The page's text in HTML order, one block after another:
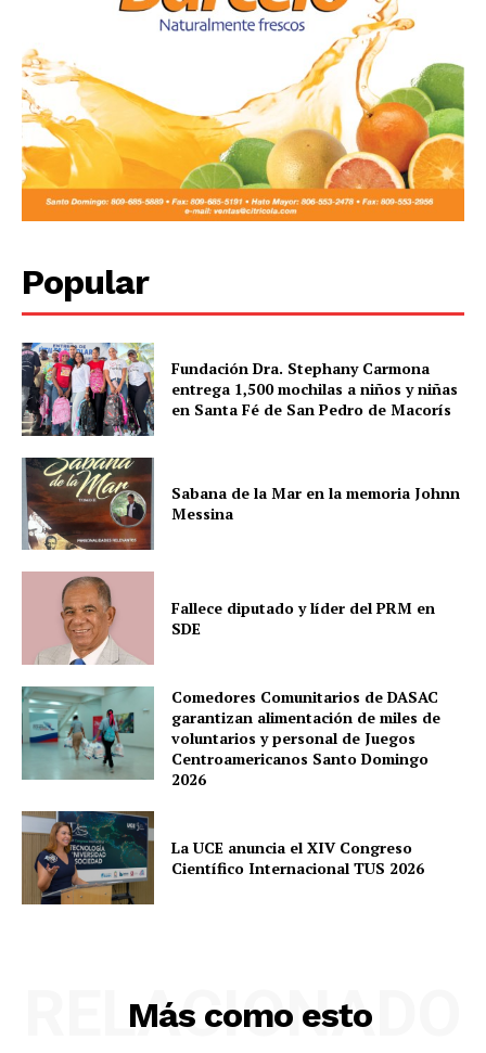
Popular
Fundación Dra. Stephany Carmona
entrega 1,500 mochilas a niños y niñas
en Santa Fé de San Pedro de Macorís
Sabana de la Mar en la memoria Johnn
Messina
Fallece diputado y líder del PRM en
SDE
Comedores Comunitarios de DASAC
garantizan alimentación de miles de
voluntarios y personal de Juegos
Centroamericanos Santo Domingo
2026
La UCE anuncia el XIV Congreso
Científico Internacional TUS 2026
Más como esto
RELACIONADO